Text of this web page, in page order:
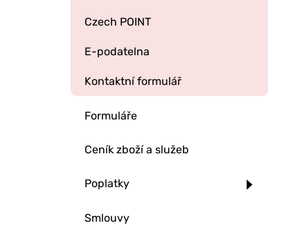
Czech POINT
E-podatelna
Kontaktní formulář
Formuláře
Ceník zboží a služeb
Poplatky
Smlouvy